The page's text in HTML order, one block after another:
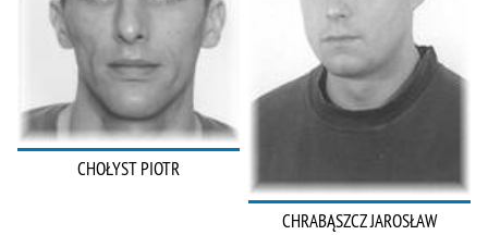
CHOŁYST PIOTR
CHRABĄSZCZ JAROSŁAW